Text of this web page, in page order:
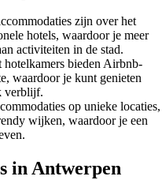
zijn over het
hotels, waardoor je meer
activiteiten in de stad.
bieden Airbnb-
waardoor je kunt genieten
verblijf.
op unieke locaties,
wijken, waardoor je een
in Antwerpen